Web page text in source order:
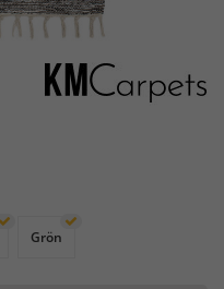
Grön